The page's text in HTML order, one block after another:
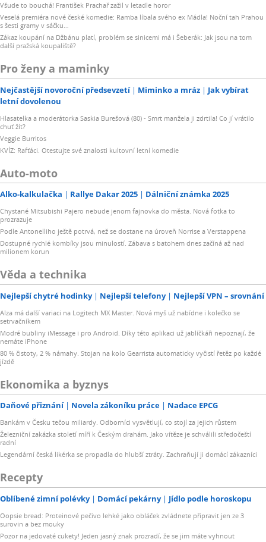
Všude to bouchá! František Prachař zažil v letadle horor
Veselá premiéra nové české komedie: Ramba líbala svého ex Mádla! Noční tah Prahou
s šesti gramy v sáčku…
Zákaz koupání na Džbánu platí, problém se sinicemi má i Šeberák: Jak jsou na tom
další pražská koupaliště?
Pro ženy a maminky
Nejčastější novoroční předsevzetí Miminko a mráz
Jak vybírat
letní dovolenou
Hlasatelka a moderátorka Saskia Burešová (80) - Smrt manžela ji zdrtila! Co jí vrátilo
chuť žít?
Veggie Burritos
KVÍZ: Rafťáci. Otestujte své znalosti kultovní letní komedie
Auto-moto
Alko-kalkulačka Rallye Dakar 2025 Dálniční známka 2025
Chystané Mitsubishi Pajero nebude jenom fajnovka do města. Nová fotka to
prozrazuje
Podle Antonelliho ještě potrvá, než se dostane na úroveň Norrise a Verstappena
Dostupné rychlé kombíky jsou minulostí. Zábava s batohem dnes začíná až nad
milionem korun
Věda a technika
Nejlepší chytré hodinky Nejlepší telefony Nejlepší VPN – srovnání
Alza má další variaci na Logitech MX Master. Nová myš už nabídne i kolečko se
setrvačníkem
Modré bubliny iMessage i pro Android. Díky této aplikaci už jablíčkáři nepoznají, že
nemáte iPhone
80 % čistoty, 2 % námahy. Stojan na kolo Gearrista automaticky vyčistí řetěz po každé
jízdě
Ekonomika a byznys
Daňové přiznání Novela zákoníku práce Nadace EPCG
Bankám v Česku tečou miliardy. Odborníci vysvětlují, co stojí za jejich růstem
Železniční zakázka století míří k Českým drahám. Jako vítěze je schválili středočeští
radní
Legendární česká likérka se propadla do hlubší ztráty. Zachraňují ji domácí zákazníci
Recepty
Oblíbené zimní polévky Domácí pekárny Jídlo podle horoskopu
Oopsie bread: Proteinové pečivo lehké jako obláček zvládnete připravit jen ze 3
surovin a bez mouky
Pozor na jedovaté cukety! Jeden jasný znak prozradí, že se jim máte vyhnout